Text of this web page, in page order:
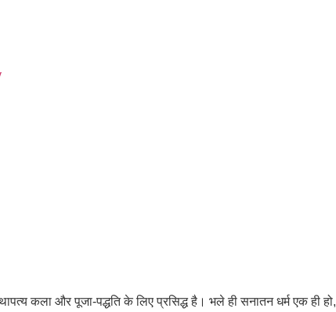
कला और पूजा-पद्धति के लिए प्रसिद्ध है। भले ही सनातन धर्म एक ही हो,